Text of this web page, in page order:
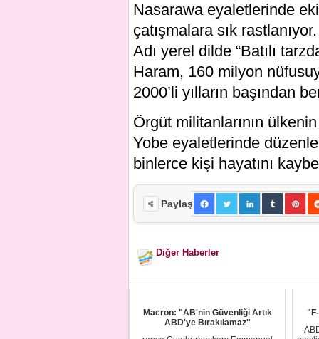
Nasarawa eyaletlerinde
çatışmalara sık rastlanıyor.
Adı yerel dilde “Batılı
Haram, 160 milyon
2000’li yılların başından
Örgüt militanlarının
Yobe eyaletlerinde
binlerce kişi hayatını
Paylaş
Diğer Haberler
Macron: "AB'nin Güvenliği Artık
ABD'ye Bırakılamaz"